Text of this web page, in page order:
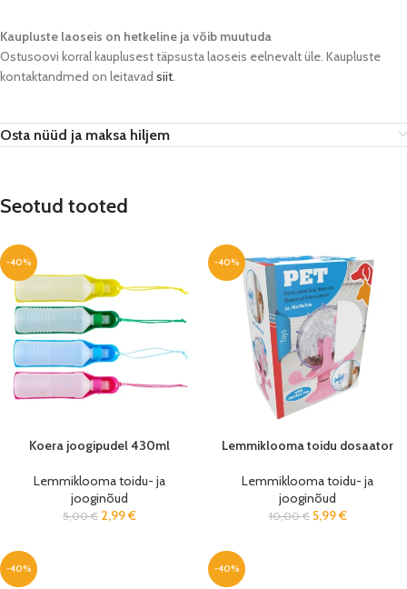
Kaupluste laoseis on hetkeline ja võib muutuda​
Ostusoovi korral kauplusest täpsusta laoseis eelnevalt üle. Kaupluste
kontaktandmed on leitavad siit.
Osta nüüd ja maksa hiljem
Seotud tooted
-40%
Koera joogipudel 430ml
Lemmiklooma toidu- ja
jooginõud
5,00€ 2,99€
-40%
Lemmiklooma toidu dosaator
Lemmiklooma toidu- ja
jooginõud
10,00€ 5,99€
-40% -40%